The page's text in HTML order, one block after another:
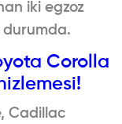
iki egzoz
durumda.
Corolla
Cadillac